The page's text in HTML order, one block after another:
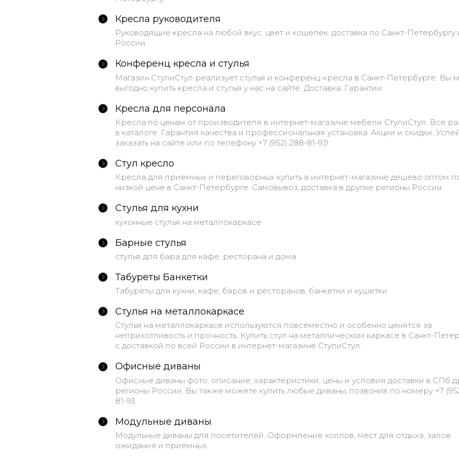
Кресла руководителя
Руководящие кресла на любой вкус, цвет и кошелек. доставка по Санкт-Петербургу
России
Конференц кресла и стулья
Магазин СтулиСтул реализует стулья и конференц-кресла в Санкт-Петербурге. Вы
выгодно купить кресла и стулья у нас на сайте. Доставка. Гарантии.
Кресла для персонала
Кресла по ценам от производителя в интернет-магазине мебели СтулиСтул. Все
в каталоге. Гарантия качества и профессиональная установка. Акции и скидки.
заказать на сайте или по телефону +7 (952) 288-81-93!
Стул кресло
Кресла для приемных и переговорных купить в интернет-магазине дешево оптом
низкой цене в Санкт-Петербурге. Самовывоз, доставка в другие регионы России
Стулья для кухни
кухонные стулья на металлокаркасе
Барные стулья
стулья для бара для кафе, ресторана и дома
Табуреты Банкетки
Табуреты для кухни, кафе, баров и ресторанов, банкетки и кушетки
Стулья на металлокаркасе
Стулья на металлокаркасе используются повсеместно и особенно ценятся за
неприхотливость и прочность. Купить стул на металлическом каркасе в Санкт-
с доставкой по всей России в интернет-магазине СтулиСтул.
Офисные диваны
Офисные диваны фото, описание, характеристики, цены и условия доставки в СПб
регионы России. Вы также можете купить любые диваны, позвонив по номеру +7
81-93
Модульные диваны
Модульные диваны для посетителей. Оформление холлов, мест для отдыха, залов
ожидания и приемных.